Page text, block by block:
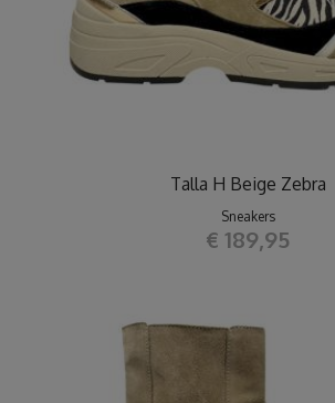
Talla H Beige Zebra
Sneakers
€ 189,95